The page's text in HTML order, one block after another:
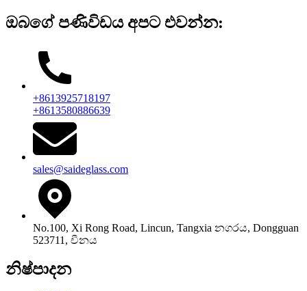
ඔබගේ පණිවිඩය අපට එවන්න:
+8613925718197
+8613580886639
sales@saideglass.com
No.100, Xi Rong Road, Lincun, Tangxia නගරය, Dongguan
523711, චීනය
නිෂ්පාදන